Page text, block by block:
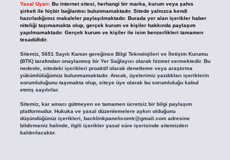
Yasal Uyarı: Bu internet sitesi, herhangi bir marka, kurum veya şahıs
şirketi ile hiçbir bağlantısı bulunmamaktadır. Sitede yalnızca kendi
hazırladığımız makaleler paylaşılmaktadır. Burada yer alan içerikler haber
niteliği taşımamakta olup, gerçek kurum ve kişiler hakkında paylaşım
yapılmamaktadır. Gerçek kurum ve kişiler ile isim benzerlikleri tamamen
tesadüfidir.
Sitemiz, 5651 Sayılı Kanun gereğince Bilgi Teknolojileri ve İletişim Kurumu
(BTK) tarafından onaylanmış bir Yer Sağlayıcı olarak hizmet vermektedir. Bu
nedenle, sitedeki içerikleri proaktif olarak denetleme veya araştırma
yükümlülüğümüz bulunmamaktadır. Ancak, üyelerimiz yazdıkları içeriklerin
sorumluluğunu taşımakta olup, siteye üye olarak bu sorumluluğu kabul
etmiş sayılırlar.
Sitemiz, kar amacı gütmeyen ve tamamen ücretsiz bir bilgi paylaşım
platformudur. Hukuka ve yasal düzenlemelere aykırı olduğunu
düşündüğünüz içerikleri, backlinkpanelicomtr@gmail.comadresine
bildirmeniz halinde, ilgili içerikler yasal süre içerisinde sitemizden
kaldırılacaktır.